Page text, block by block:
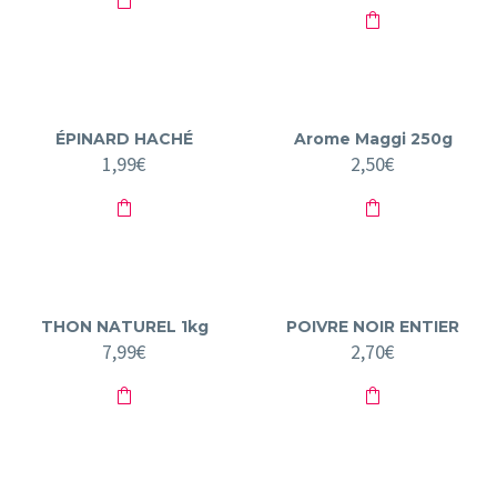
ÉPINARD HACHÉ
1,99€
Arome Maggi 250g
2,50€
THON NATUREL 1kg
7,99€
POIVRE NOIR ENTIER
2,70€